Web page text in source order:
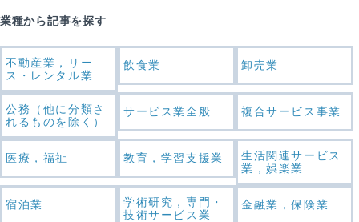
業種から記事を探す
不動産業，リー
ス・レンタル業
飲食業 卸売業
公務（他に分類さ
れるものを除く）
サービス業全般 複合サービス事業
医療，福祉 教育，学習支援業
生活関連サービス
業，娯楽業
宿泊業
学術研究，専門・
技術サービス業
金融業，保険業